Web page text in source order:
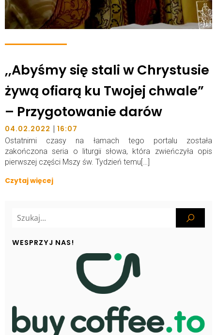
,,Abyśmy się stali w Chrystusie
żywą ofiarą ku Twojej chwale”
– Przygotowanie darów
04.02.2022 | 16:07
Ostatnimi czasy na łamach tego portalu została
zakończona seria o liturgii słowa, która zwieńczyła opis
pierwszej części Mszy św. Tydzień temu[…]
Czytaj więcej
WESPRZYJ NAS!